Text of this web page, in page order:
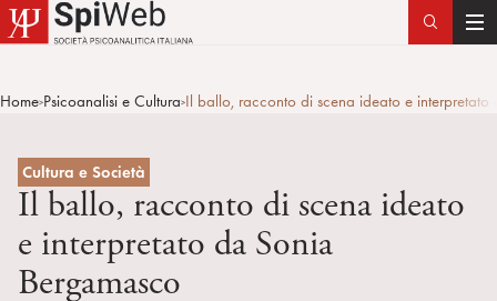
T
g
Home>Psicoanalisi e Cultura>Il ballo, racconto di scena ideato e interpretato
Cultura e Società
Il ballo, racconto di scena ideato
e interpretato da Sonia
Bergamasco